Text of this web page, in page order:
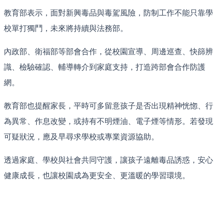
教育部表示，面對新興毒品與毒駕風險，防制工作不能只靠學
校單打獨鬥，未來將持續與法務部。
內政部、衛福部等部會合作，從校園宣導、周邊巡查、快篩辨
識、檢驗確認、輔導轉介到家庭支持，打造跨部會合作防護
網。
教育部也提醒家長，平時可多留意孩子是否出現精神恍惚、行
為異常、作息改變，或持有不明煙油、電子煙等情形。若發現
可疑狀況，應及早尋求學校或專業資源協助。
透過家庭、學校與社會共同守護，讓孩子遠離毒品誘惑，安心
健康成長，也讓校園成為更安全、更溫暖的學習環境。